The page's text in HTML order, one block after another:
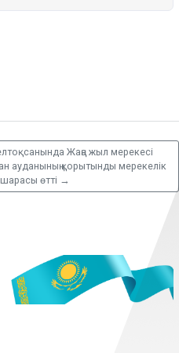
Жаңа жыл мерекесі
ауданының қорытынды мерекелік
шарасы өтті →